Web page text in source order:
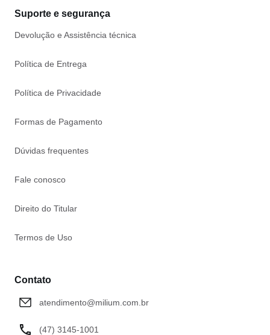
Suporte e segurança
Devolução e Assistência técnica
Política de Entrega
Política de Privacidade
Formas de Pagamento
Dúvidas frequentes
Fale conosco
Direito do Titular
Termos de Uso
Contato
atendimento@milium.com.br
(47) 3145-1001